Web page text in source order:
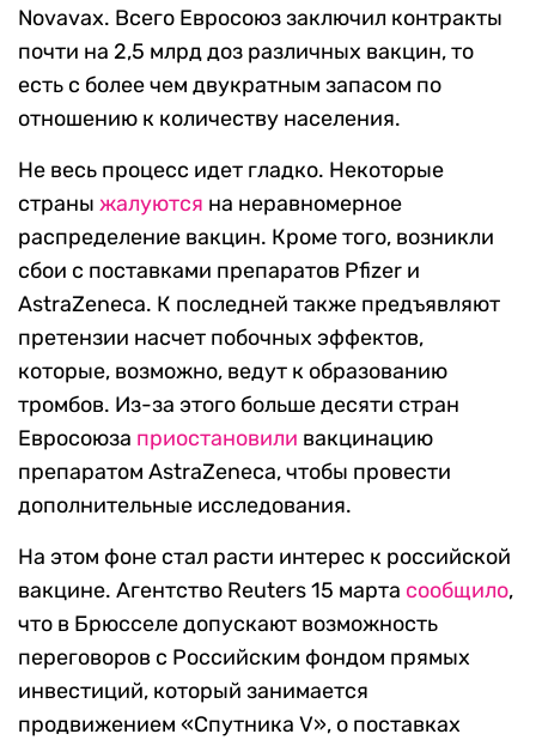
Novavax. Всего Евросоюз заключил контракты
почти на 2,5 млрд доз различных вакцин, то
есть с более чем двукратным запасом по
отношению к количеству населения.
Не весь процесс идет гладко. Некоторые
страны жалуются на неравномерное
распределение вакцин. Кроме того, возникли
сбои с поставками препаратов Pfizer и
AstraZeneca. К последней также предъявляют
претензии насчет побочных эффектов,
которые, возможно, ведут к образованию
тромбов. Из-за этого больше десяти стран
Евросоюза приостановили вакцинацию
препаратом AstraZeneca, чтобы провести
дополнительные исследования.
На этом фоне стал расти интерес к российской
вакцине. Агентство Reuters 15 марта сообщило,
что в Брюсселе допускают возможность
переговоров с Российским фондом прямых
инвестиций, который занимается
продвижением «Спутника V», о поставках